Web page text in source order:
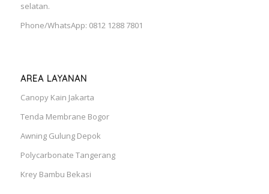
selatan.
Phone/WhatsApp: 0812 1288 7801
AREA LAYANAN
Canopy Kain Jakarta
Tenda Membrane Bogor
Awning Gulung Depok
Polycarbonate Tangerang
Krey Bambu Bekasi